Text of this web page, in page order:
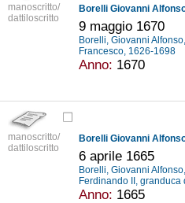
manoscritto/
dattiloscritto
Borelli Giovanni
9 maggio 1670
Borelli, Giovanni
Francesco, 1626-1698
Anno: 1670
manoscritto/
dattiloscritto
Borelli Giovanni
6 aprile 1665
Borelli, Giovanni
Ferdinando II,
Anno: 1665